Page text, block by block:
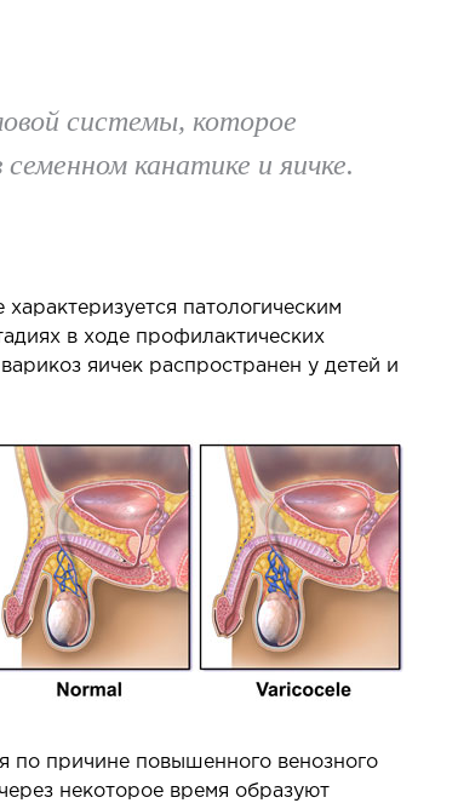
Онкогинекология и болезни молочной
железы
ПЛАСТИЧЕСКАЯ И ЛОР-
ХИРУРГИЯ
Оперативное лечение полости носа и
околоносовых пазух
Хирургическое лечение заболеваний и
Эстетическая хирургия лица
системы, которое
канатике и яичке.
патологическим
в ходе профилактических
яичек распространен у детей и
по причине повышенного венозного
некоторое время образуют